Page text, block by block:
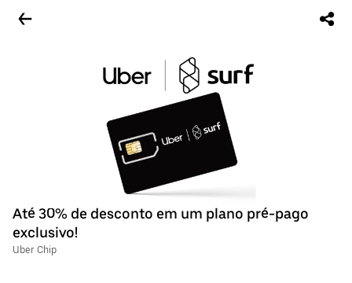
Até 30% de desconto em um plano pré-pago
exclusivo!
Uber Chip